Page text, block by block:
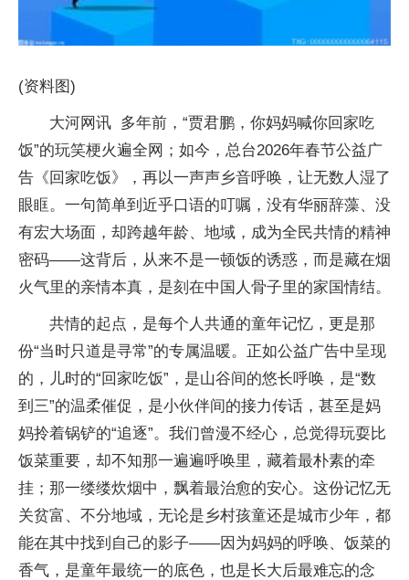
(资料图)
大河网讯 多年前，“贾君鹏，你妈妈喊你回家吃
饭”的玩笑梗火遍全网；如今，总台2026年春节公益广
告《回家吃饭》，再以一声声乡音呼唤，让无数人湿了
眼眶。一句简单到近乎口语的叮嘱，没有华丽辞藻、没
有宏大场面，却跨越年龄、地域，成为全民共情的精神
密码——这背后，从来不是一顿饭的诱惑，而是藏在烟
火气里的亲情本真，是刻在中国人骨子里的家国情结。
共情的起点，是每个人共通的童年记忆，更是那
份“当时只道是寻常”的专属温暖。正如公益广告中呈现
的，儿时的“回家吃饭”，是山谷间的悠长呼唤，是“数
到三”的温柔催促，是小伙伴间的接力传话，甚至是妈
妈拎着锅铲的“追逐”。我们曾漫不经心，总觉得玩耍比
饭菜重要，却不知那一遍遍呼唤里，藏着最朴素的牵
挂；那一缕缕炊烟中，飘着最治愈的安心。这份记忆无
关贫富、不分地域，无论是乡村孩童还是城市少年，都
能在其中找到自己的影子——因为妈妈的呼唤、饭菜的
香气，是童年最统一的底色，也是长大后最难忘的念